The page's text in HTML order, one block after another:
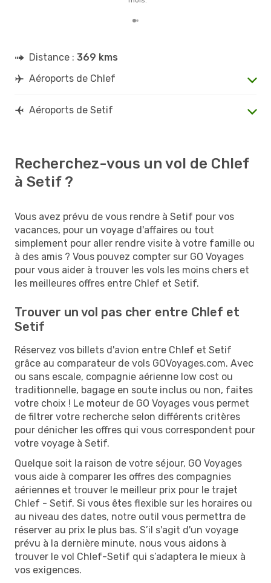
Distance : 369 kms
Aéroports de Chlef
Aéroports de Setif
Recherchez-vous un vol de Chlef
à Setif ?
Vous avez prévu de vous rendre à Setif pour vos
vacances, pour un voyage d'affaires ou tout
simplement pour aller rendre visite à votre famille ou
à des amis ? Vous pouvez compter sur GO Voyages
pour vous aider à trouver les vols les moins chers et
les meilleures offres entre Chlef et Setif.
Trouver un vol pas cher entre Chlef et
Setif
Réservez vos billets d'avion entre Chlef et Setif
grâce au comparateur de vols GOVoyages.com. Avec
ou sans escale, compagnie aérienne low cost ou
traditionnelle, bagage en soute inclus ou non, faites
votre choix ! Le moteur de GO Voyages vous permet
de filtrer votre recherche selon différents critères
pour dénicher les offres qui vous correspondent pour
votre voyage à Setif.
Quelque soit la raison de votre séjour, GO Voyages
vous aide à comparer les offres des compagnies
aériennes et trouver le meilleur prix pour le trajet
Chlef - Setif. Si vous êtes flexible sur les horaires ou
au niveau des dates, notre outil vous permettra de
réserver au prix le plus bas. S’il s'agit d'un voyage
prévu à la dernière minute, nous vous aidons à
trouver le vol Chlef-Setif qui s’adaptera le mieux à
vos exigences.